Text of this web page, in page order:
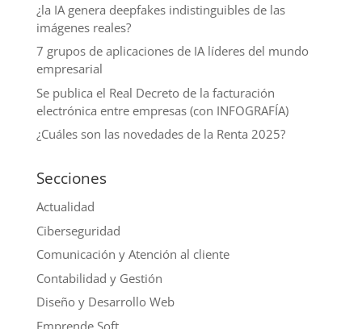
¿la IA genera deepfakes indistinguibles de las
imágenes reales?
7 grupos de aplicaciones de IA líderes del mundo
empresarial
Se publica el Real Decreto de la facturación
electrónica entre empresas (con INFOGRAFÍA)
¿Cuáles son las novedades de la Renta 2025?
Secciones
Actualidad
Ciberseguridad
Comunicación y Atención al cliente
Contabilidad y Gestión
Diseño y Desarrollo Web
Emprende Soft